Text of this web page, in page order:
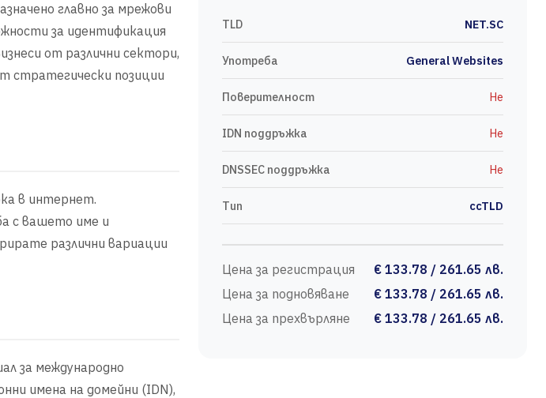
главно за мрежови
за идентификация
от различни сектори,
стратегически позиции
в интернет.
с вашето име и
различни вариации
за международно
имена на домейни (IDN),
TLD NET.SC
Употреба General Websites
Поверителност Не
IDN поддръжка Не
DNSSEC поддръжка Не
Тип ccTLD
Цена за регистрация
€ 133.78 / 261.65 лв.
Цена за подновяване
€ 133.78 / 261.65 лв.
Цена за прехвърляне
€ 133.78 / 261.65 лв.